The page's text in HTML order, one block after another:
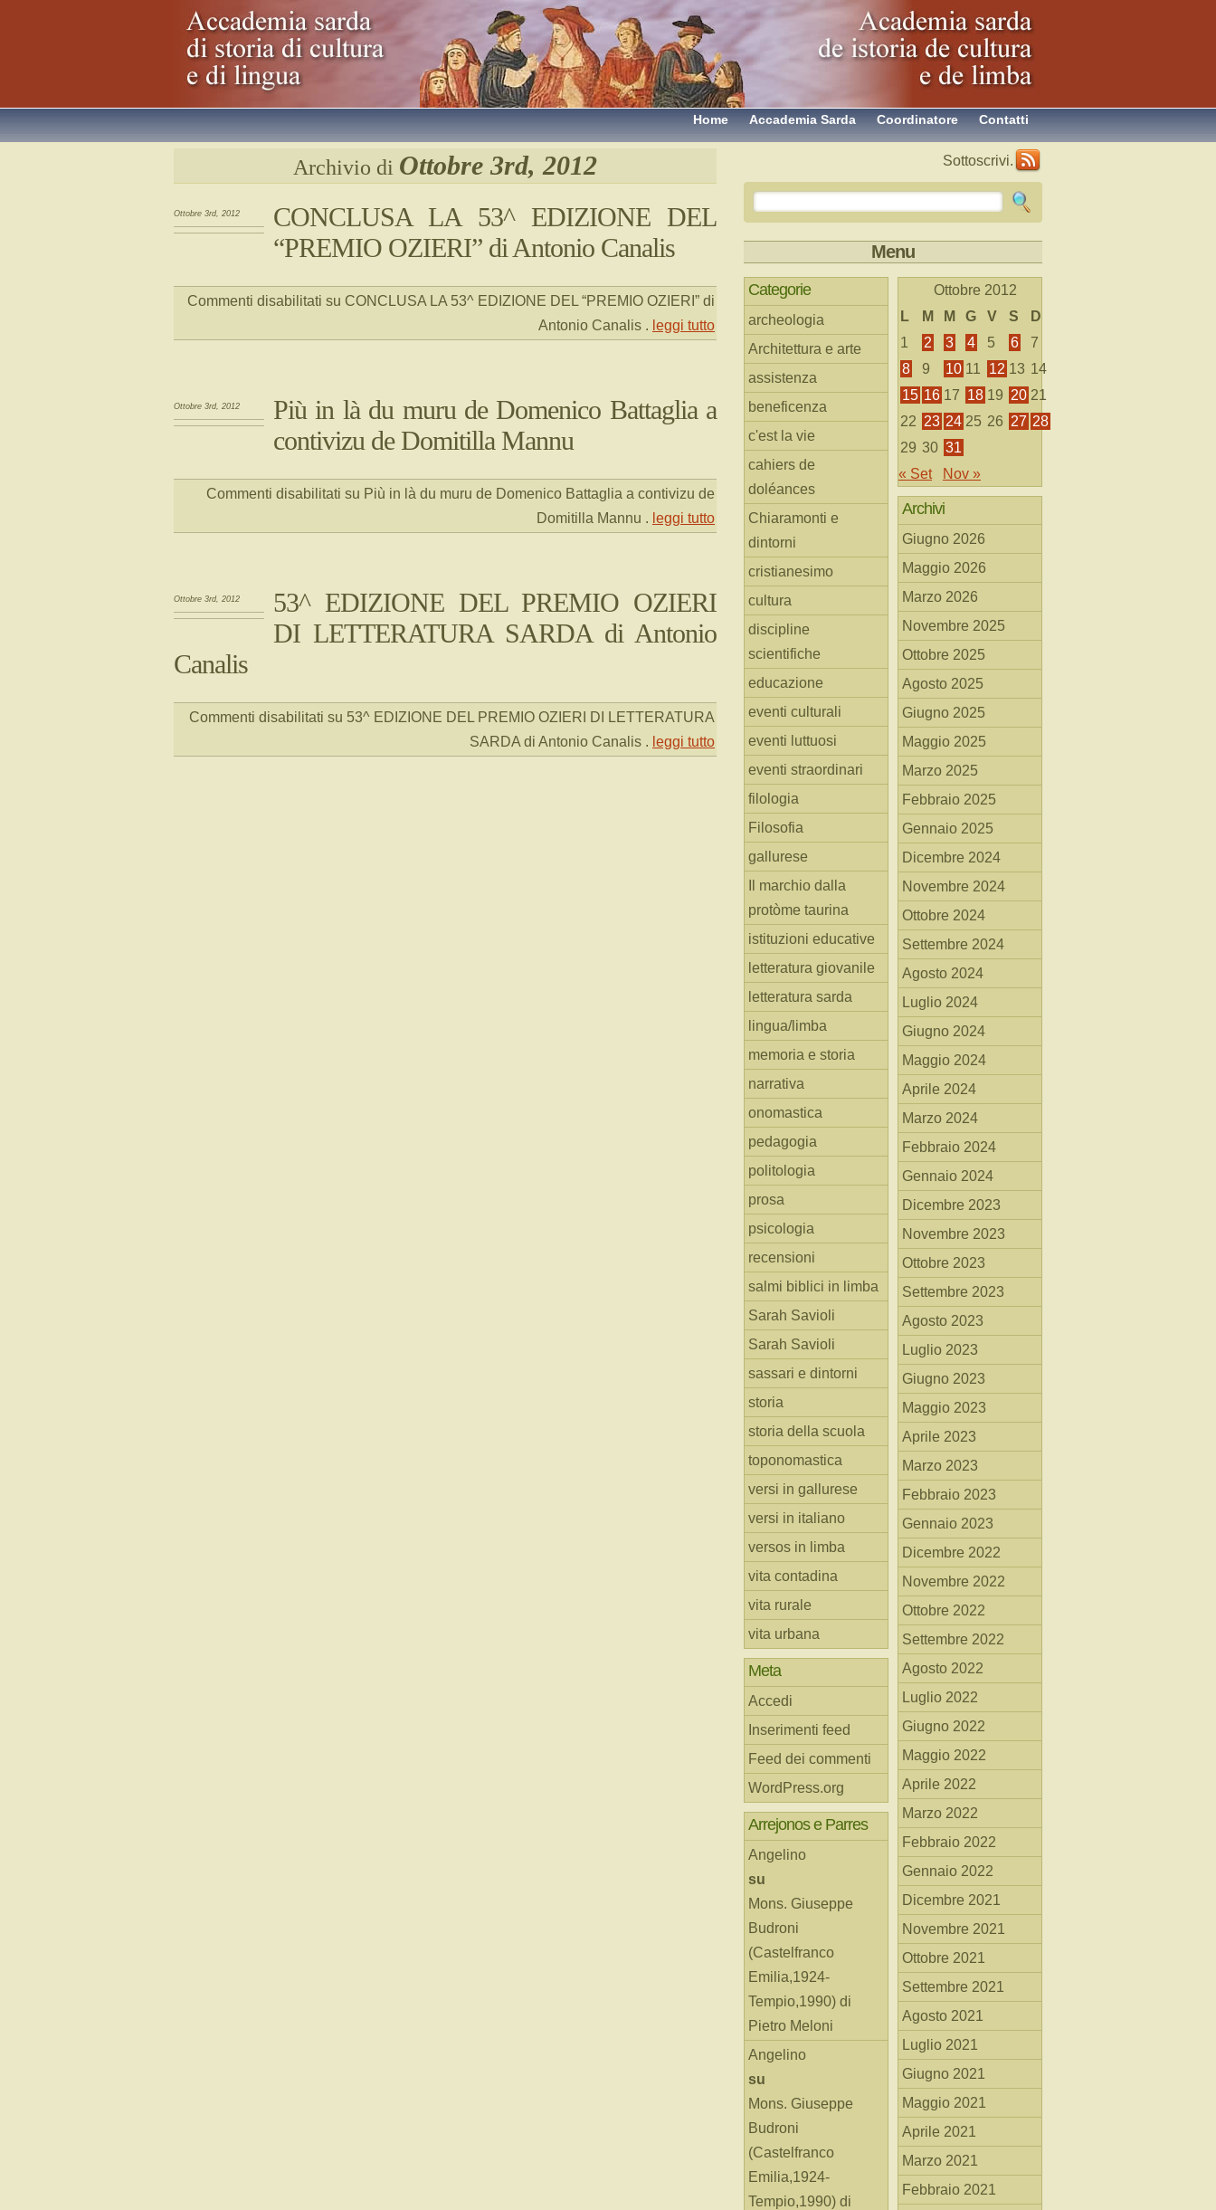
Contatti
Coordinatore
Accademia Sarda
Home
Archivio di Ottobre 3rd, 2012
Ottobre 3rd, 2012
CONCLUSA LA 53^ EDIZIONE DEL
“PREMIO OZIERI” di Antonio Canalis
Commenti disabilitati su CONCLUSA LA 53^ EDIZIONE DEL “PREMIO OZIERI” di
Antonio Canalis . leggi tutto
Ottobre 3rd, 2012
Più in là du muru de Domenico Battaglia a
contivizu de Domitilla Mannu
Commenti disabilitati su Più in là du muru de Domenico Battaglia a contivizu de
Domitilla Mannu . leggi tutto
Ottobre 3rd, 2012
53^ EDIZIONE DEL PREMIO OZIERI
DI LETTERATURA SARDA di Antonio
Canalis
Commenti disabilitati su 53^ EDIZIONE DEL PREMIO OZIERI DI LETTERATURA
SARDA di Antonio Canalis . leggi tutto
Sottoscrivi.
Menu
Categorie
archeologia
Architettura e arte
assistenza
beneficenza
c'est la vie
cahiers de
doléances
Chiaramonti e
dintorni
cristianesimo
cultura
discipline
scientifiche
educazione
eventi culturali
eventi luttuosi
eventi straordinari
filologia
Filosofia
gallurese
Il marchio dalla
protòme taurina
istituzioni educative
letteratura giovanile
letteratura sarda
lingua/limba
memoria e storia
narrativa
onomastica
pedagogia
politologia
prosa
psicologia
recensioni
salmi biblici in limba
Sarah Savioli
Sarah Savioli
sassari e dintorni
storia
storia della scuola
toponomastica
versi in gallurese
versi in italiano
versos in limba
vita contadina
vita rurale
vita urbana
Meta
Accedi
Inserimenti feed
Feed dei commenti
WordPress.org
Arrejonos e Parres
Angelino
su
Mons. Giuseppe
Budroni
(Castelfranco
Emilia,1924-
Tempio,1990) di
Pietro Meloni
Angelino
su
Mons. Giuseppe
Budroni
(Castelfranco
Emilia,1924-
Tempio,1990) di
Ottobre 2012
L
M M G V S
D
1
2 3 4 5 6
7
8
9 10 11 12 13 14
15 16 17 18 19 20 21
22 23 24 25 26 27 28
29 30 31
« Set
Nov »
Archivi
Giugno 2026
Maggio 2026
Marzo 2026
Novembre 2025
Ottobre 2025
Agosto 2025
Giugno 2025
Maggio 2025
Marzo 2025
Febbraio 2025
Gennaio 2025
Dicembre 2024
Novembre 2024
Ottobre 2024
Settembre 2024
Agosto 2024
Luglio 2024
Giugno 2024
Maggio 2024
Aprile 2024
Marzo 2024
Febbraio 2024
Gennaio 2024
Dicembre 2023
Novembre 2023
Ottobre 2023
Settembre 2023
Agosto 2023
Luglio 2023
Giugno 2023
Maggio 2023
Aprile 2023
Marzo 2023
Febbraio 2023
Gennaio 2023
Dicembre 2022
Novembre 2022
Ottobre 2022
Settembre 2022
Agosto 2022
Luglio 2022
Giugno 2022
Maggio 2022
Aprile 2022
Marzo 2022
Febbraio 2022
Gennaio 2022
Dicembre 2021
Novembre 2021
Ottobre 2021
Settembre 2021
Agosto 2021
Luglio 2021
Giugno 2021
Maggio 2021
Aprile 2021
Marzo 2021
Febbraio 2021